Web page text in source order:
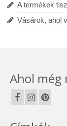
A termékek
Vásárok, ahol
Ahol még